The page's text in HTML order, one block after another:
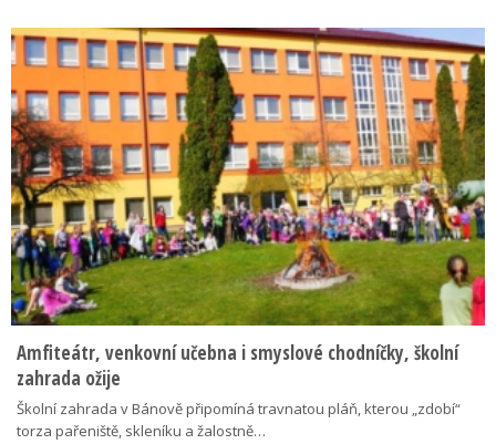
Amfiteátr, venkovní učebna i smyslové chodníčky, školní
zahrada ožije
Školní zahrada v Bánově připomíná travnatou pláň, kterou „zdobí“
torza pařeniště, skleníku a žalostně…